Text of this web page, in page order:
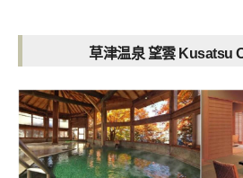
草津温泉 望雲 Kusatsu